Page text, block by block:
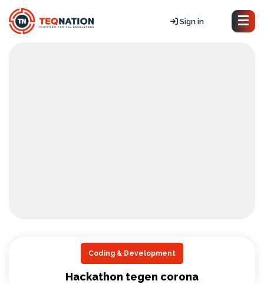
Sign in
Coding & Development
Hackathon tegen corona